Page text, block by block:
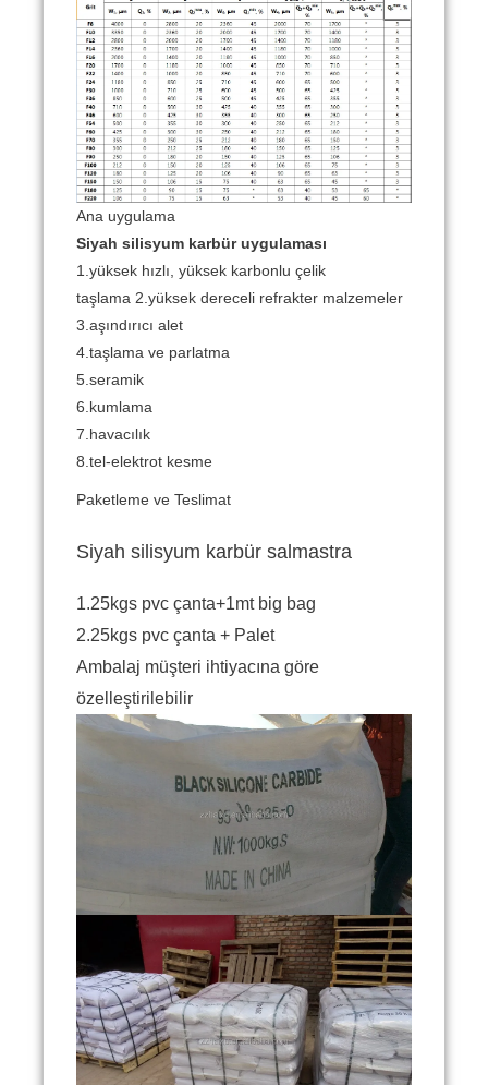
Ana uygulama
Siyah silisyum karbür uygulaması
1.yüksek hızlı, yüksek karbonlu çelik
taşlama 2.yüksek dereceli refrakter malzemeler
3.aşındırıcı alet
4.taşlama ve parlatma
5.seramik
6.kumlama
7.havacılık
8.tel-elektrot kesme
Paketleme ve Teslimat
Siyah silisyum karbür salmastra
1.25kgs pvc çanta+1mt big bag
2.25kgs pvc çanta + Palet
Ambalaj müşteri ihtiyacına göre
özelleştirilebilir